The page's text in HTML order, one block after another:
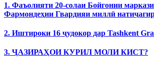
1. Фаъолияти 20-солаи Бойгонии
Фармондеҳии Гвардияи миллӣ
2. Иштироки 16 ҷудокор дар Tashkent
3. ҶАЗИРАҲОИ КУРИЛ МОЛИ КИСТ?